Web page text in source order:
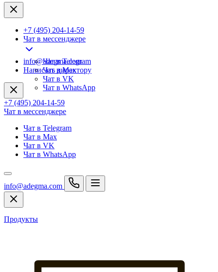
+7 (495) 204-14-59
Чат в мессенджере
Чат в Telegram
Чат в Max
Чат в VK
Чат в WhatsApp
info@adegma.com
Написать директору
+7 (495) 204-14-59
Чат в мессенджере
Чат в Telegram
Чат в Max
Чат в VK
Чат в WhatsApp
info@adegma.com
Продукты